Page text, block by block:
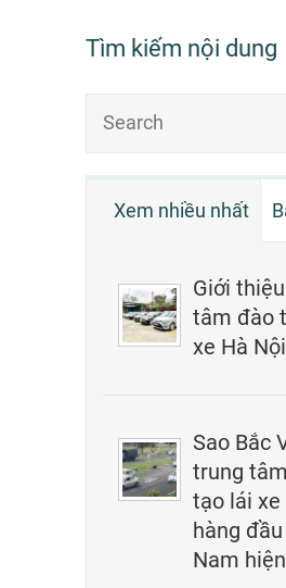
Tìm kiếm nội dung
Xem nhiều nhất
Giới
tâm đào
xe Hà Nội
Sao Bắc
trung
tạo lái xe
hàng
Nam